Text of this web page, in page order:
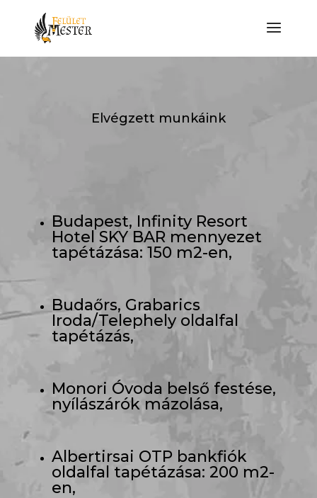
Elvégzett munkáink
Budapest, Infinity Resort
Hotel SKY BAR mennyezet
tapétázása: 150 m2-en,
Budaőrs, Grabarics
Iroda/Telephely oldalfal
tapétázás,
Monori Óvoda belső festése,
nyílászárók mázolása,
Albertirsai OTP bankfiók
oldalfal tapétázása: 200 m2-
en,